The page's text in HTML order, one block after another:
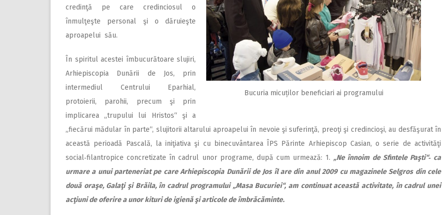
Bucuria micuților beneficiari ai programului
credinţă pe care credinciosul o
înmulţeşte personal şi o dăruieşte
aproapelui său.
În spiritul acestei îmbucurătoare slujiri,
Arhiepiscopia Dunării de Jos, prin
intermediul Centrului Eparhial,
protoierii, parohii, precum şi prin
implicarea „trupului lui Hristos“ şi a
„fiecărui mădular în parte“, slujitorii altarului aproapelui în nevoie şi suferinţă, preoţi şi credincioşi, au desfăşurat în
această perioadă Pascală, la iniţiativa şi cu binecuvântarea ÎPS Părinte Arhiepiscop Casian, o serie de activităţi
social‑filantropice concretizate în cadrul unor programe, după cum urmează: 1.„Ne înnoim de Sfintele Paşti“‑ ca
urmare a unui parteneriat pe care Arhiepiscopia Dunării de Jos îl are din anul 2009 cu magazinele Selgros din cele
două oraşe, Galaţi şi Brăila, în cadrul programului „Masa Bucuriei“, am continuat această activitate, în cadrul unei
acţiuni de oferire a unor kituri de igienă şi articole de îmbrăcăminte.